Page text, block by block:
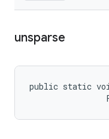
unsparse
public static